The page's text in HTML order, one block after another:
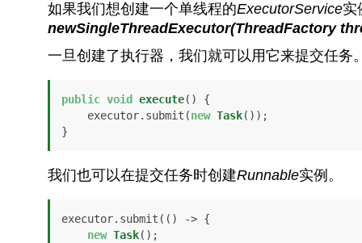
如果我们想创建一个单线程的ExecutorService实
newSingleThreadExecutor(ThreadFactory
一旦创建了执行器，我们就可以用它来提交任务
public void execute()
{
    executor.submit(
new Task());
}
我们也可以在提交任务时创建Runnable实例。
executor.submit(() -> {
new Task();